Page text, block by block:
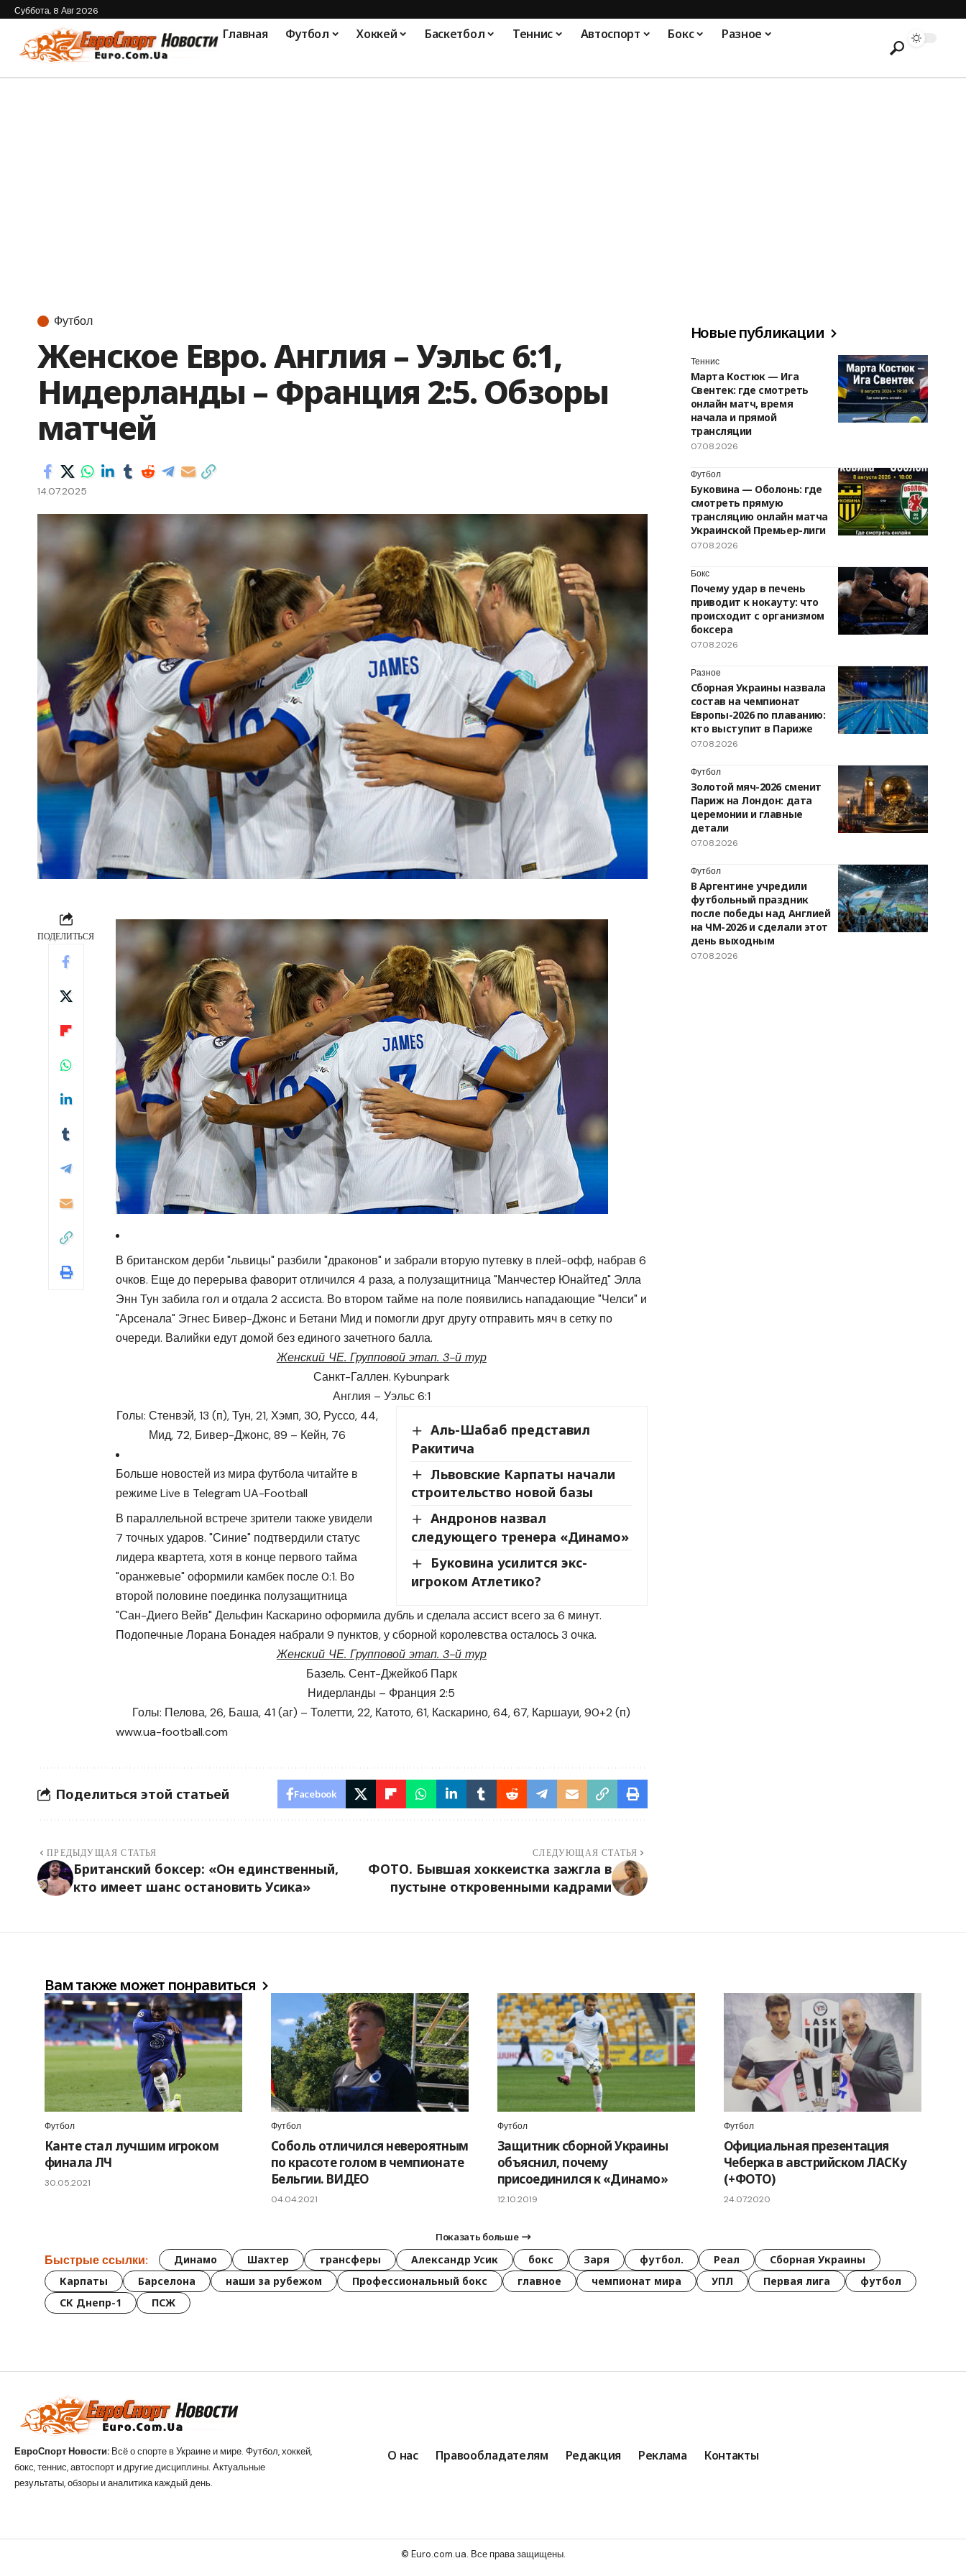
Суббота, 8 Авг 2026
Главная Футбол Хоккей Баскетбол Теннис Автоспорт Бокс Разное
Футбол
Женское Евро. Англия – Уэльс 6:1,
Нидерланды – Франция 2:5. Обзоры
матчей
14.07.2025
ПОДЕЛИТЬСЯ
В британском дерби "львицы" разбили "драконов" и забрали вторую путевку в плей-офф, набрав 6
очков. Еще до перерыва фаворит отличился 4 раза, а полузащитница "Манчестер Юнайтед" Элла
Энн Тун забила гол и отдала 2 ассиста. Во втором тайме на поле появились нападающие "Челси" и
"Арсенала" Эгнес Бивер-Джонс и Бетани Мид и помогли друг другу отправить мяч в сетку по
очереди. Валийки едут домой без единого зачетного балла.
Женский ЧЕ. Групповой этап. 3-й тур
Санкт-Галлен. Kybunpark
Англия – Уэльс 6:1
Аль-Шабаб представил
Ракитича
Львовские Карпаты начали
строительство новой базы
Андронов назвал
следующего тренера «Динамо»
Буковина усилится экс-
игроком Атлетико?
Голы: Стенвэй, 13 (п), Тун, 21, Хэмп, 30, Руссо, 44,
Мид, 72, Бивер-Джонс, 89 – Кейн, 76
Больше новостей из мира футбола читайте в
режиме Live в Telegram UA-Football
В параллельной встрече зрители также увидели
7 точных ударов. "Синие" подтвердили статус
лидера квартета, хотя в конце первого тайма
"оранжевые" оформили камбек после 0:1. Во
второй половине поединка полузащитница
"Сан-Диего Вейв" Дельфин Каскарино оформила дубль и сделала ассист всего за 6 минут.
Подопечные Лорана Бонадея набрали 9 пунктов, у сборной королевства осталось 3 очка.
Женский ЧЕ. Групповой этап. 3-й тур
Базель. Сент-Джейкоб Парк
Нидерланды – Франция 2:5
Голы: Пелова, 26, Баша, 41 (аг) – Толетти, 22, Катото, 61, Каскарино, 64, 67, Каршауи, 90+2 (п)
www.ua-football.com
Поделиться этой статьей Facebook
ПРЕДЫДУЩАЯ СТАТЬЯ
Британский боксер: «Он единственный,
кто имеет шанс остановить Усика»
СЛЕДУЮЩАЯ СТАТЬЯ
ФОТО. Бывшая хоккеистка зажгла в
пустыне откровенными кадрами
Новые публикации
Теннис
Марта Костюк — Ига
Свентек: где смотреть
онлайн матч, время
начала и прямой
трансляции
07.08.2026
Футбол
Буковина — Оболонь: где
смотреть прямую
трансляцию онлайн матча
Украинской Премьер-лиги
07.08.2026
Бокс
Почему удар в печень
приводит к нокауту: что
происходит с организмом
боксера
07.08.2026
Разное
Сборная Украины назвала
состав на чемпионат
Европы-2026 по плаванию:
кто выступит в Париже
07.08.2026
Футбол
Золотой мяч-2026 сменит
Париж на Лондон: дата
церемонии и главные
детали
07.08.2026
Футбол
В Аргентине учредили
футбольный праздник
после победы над Англией
на ЧМ-2026 и сделали этот
день выходным
07.08.2026
Вам также может понравиться
Футбол
Канте стал лучшим игроком
финала ЛЧ
30.05.2021
Футбол
Соболь отличился невероятным
по красоте голом в чемпионате
Бельгии. ВИДЕО
04.04.2021
Футбол
Защитник сборной Украины
объяснил, почему
присоединился к «Динамо»
12.10.2019
Футбол
Официальная презентация
Чеберка в австрийском ЛАСКу
(+ФОТО)
24.07.2020
Показать больше
Быстрые ссылки: Динамо Шахтер трансферы Александр Усик бокс Заря футбол. Реал
Сборная Украины
Карпаты
Барселона наши за рубежом Профессиональный бокс главное чемпионат мира УПЛ Первая лига
футбол
СК Днепр-1
ПСЖ
ЕвроСпорт Новости: Всё о спорте в Украине и мире. Футбол, хоккей,
бокс, теннис, автоспорт и другие дисциплины. Актуальные
результаты, обзоры и аналитика каждый день.
О нас Правообладателям Редакция Реклама Контакты
© Euro.com.ua. Все права защищены.